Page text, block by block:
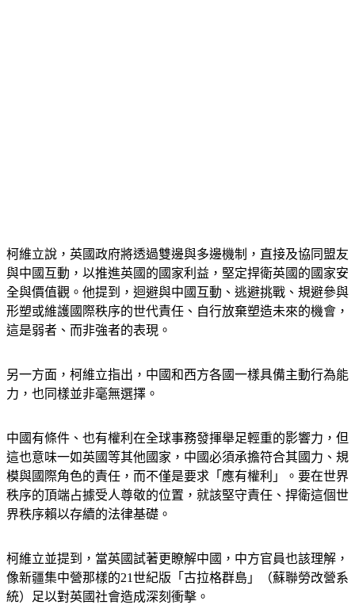
柯維立說，英國政府將透過雙邊與多邊機制，直接及協同盟友
與中國互動，以推進英國的國家利益，堅定捍衛英國的國家安
全與價值觀。他提到，迴避與中國互動、逃避挑戰、規避參與
形塑或維護國際秩序的世代責任、自行放棄塑造未來的機會，
這是弱者、而非強者的表現。
另一方面，柯維立指出，中國和西方各國一樣具備主動行為能
力，也同樣並非毫無選擇。
中國有條件、也有權利在全球事務發揮舉足輕重的影響力，但
這也意味一如英國等其他國家，中國必須承擔符合其國力、規
模與國際角色的責任，而不僅是要求「應有權利」。要在世界
秩序的頂端占據受人尊敬的位置，就該堅守責任、捍衛這個世
界秩序賴以存續的法律基礎。
柯維立並提到，當英國試著更瞭解中國，中方官員也該理解，
像新疆集中營那樣的21世紀版「古拉格群島」（蘇聯勞改營系
統）足以對英國社會造成深刻衝擊。